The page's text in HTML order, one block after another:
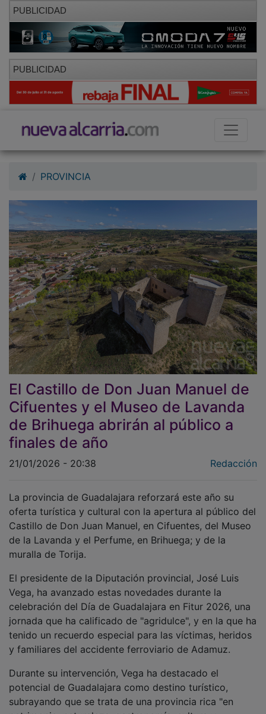
PUBLICIDAD
PUBLICIDAD
El Castillo de Don Juan Manuel de
Cifuentes y el Museo de Lavanda
de Brihuega abrirán al público a
finales de año
oferta turística y cultural con la apertura al público del
Castillo de Don Juan Manuel, en Cifuentes, del Museo
de la Lavanda y el Perfume, en Brihuega; y de la
muralla de Torija.
Vega, ha avanzado estas novedades durante la
celebración del Día de Guadalajara en Fitur 2026, una
jornada que ha calificado de "agridulce", y en la que ha
tenido un recuerdo especial para las víctimas, heridos
y familiares del accidente ferroviario de Adamuz.
potencial de Guadalajara como destino turístico,
subrayando que se trata de una provincia rica "en
patrimonio, naturaleza, gastronomía, cultura y